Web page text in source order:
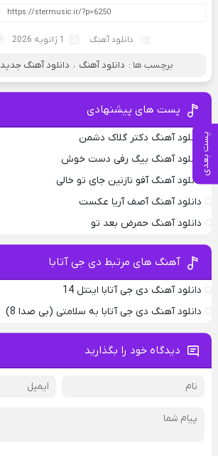
پست بعدی
دانلود آهنگ 1 ژانویه 2026
برچسب ها : دانلود آهنگ ، دانلود آهنگ جدید
پست های پیشنهادی
دانلود آهنگ دکتر گلاک دشمن
دانلود آهنگ بیگ رفی دست خوش
دانلود آهنگ آفو نازنین جای تو خالی
دانلود آهنگ آصف آریا عکست
دانلود آهنگ حمرض بعد تو
آهنگ های مرتبط دی جی آتابا
دانلود آهنگ دی جی آتابا اینتل 14
دانلود آهنگ دی جی آتابا به سلامتی (بی صدا 8)
دیدگاه خود را بگذارید